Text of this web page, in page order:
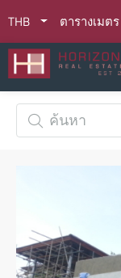
THB ตารางเมตร